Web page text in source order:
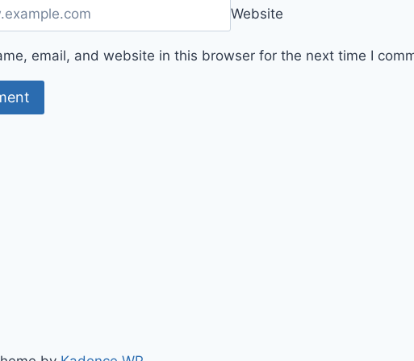
Website
email, and website in this browser for the next time I